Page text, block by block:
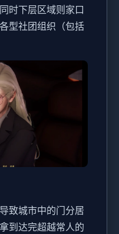
时下层区域则家口
型社团组织（包括
致城市中的门分居
到达完超越常人的